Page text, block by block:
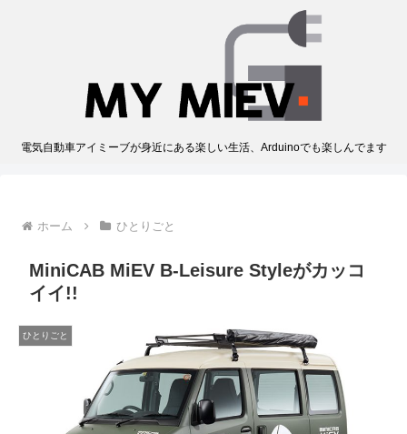
電気自動車アイミーブが身近にある楽しい生活、Arduinoでも楽しんでます
ホーム ひとりごと
MiniCAB MiEV B-Leisure Styleがカッコ
イイ!!
ひとりごと